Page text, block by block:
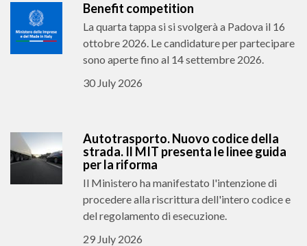
Benefit competition
La quarta tappa si si svolgerà a Padova il 16
ottobre 2026. Le candidature per partecipare
sono aperte fino al 14 settembre 2026.
30 July 2026
Autotrasporto. Nuovo codice della
strada. Il MIT presenta le linee guida
per la riforma
Il Ministero ha manifestato l'intenzione di
procedere alla riscrittura dell'intero codice e
del regolamento di esecuzione.
29 July 2026